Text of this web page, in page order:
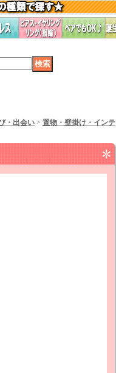
・出会い > 置物・壁掛け・インテ